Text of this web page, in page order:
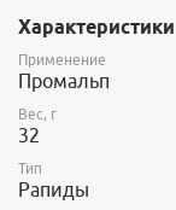
Характеристики
Применение
Промальп
Вес, г
32
Тип
Рапиды